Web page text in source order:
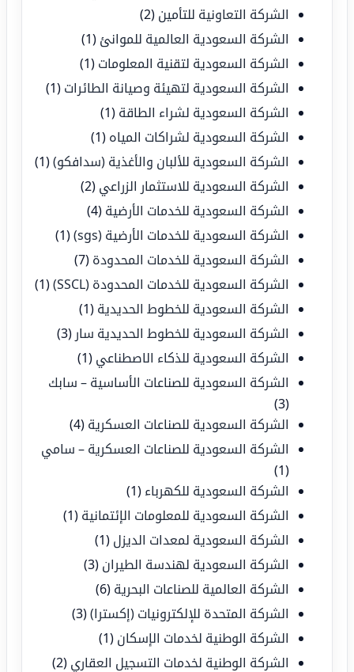
الشركة التعاونية للتأمين (2)
الشركة السعودية العالمية للموانئ (1)
الشركة السعودية لتقنية المعلومات (1)
الشركة السعودية لتهيئة وصيانة الطائرات (1)
الشركة السعودية لشراء الطاقة (1)
الشركة السعودية لشراكات المياه (1)
الشركة السعودية للألبان والأغذية (سدافكو)(1)
الشركة السعودية للاستثمار الزراعي (2)
الشركة السعودية للخدمات الأرضية (4)
الشركة السعودية للخدمات الأرضية (sgs)
(1)
الشركة السعودية للخدمات المحدودة (7)
الشركة السعودية للخدمات المحدودة (SSCL)
(1)
الشركة السعودية للخطوط الحديدية (1)
الشركة السعودية للخطوط الحديدية سار (3)
الشركة السعودية للذكاء الاصطناعي (1)
الشركة السعودية للصناعات الأساسية – سابك
(3)
الشركة السعودية للصناعات العسكرية (4)
الشركة السعودية للصناعات العسكرية – سامي
(1)
الشركة السعودية للكهرباء (1)
الشركة السعودية للمعلومات الإئتمانية (1)
الشركة السعودية لمعدات الديزل (1)
الشركة السعودية لهندسة الطيران (3)
الشركة العالمية للصناعات البحرية (6)
الشركة المتحدة للإلكترونيات (إكسترا)(3)
الشركة الوطنية لخدمات الإسكان (1)
الشركة الوطنية لخدمات التسجيل العقاري (2)